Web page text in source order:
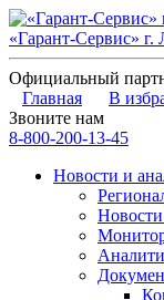
«Гарант-Сервис» г.
Официальный
Главная
В
Звоните нам
8-800-200-13-45
Новости и